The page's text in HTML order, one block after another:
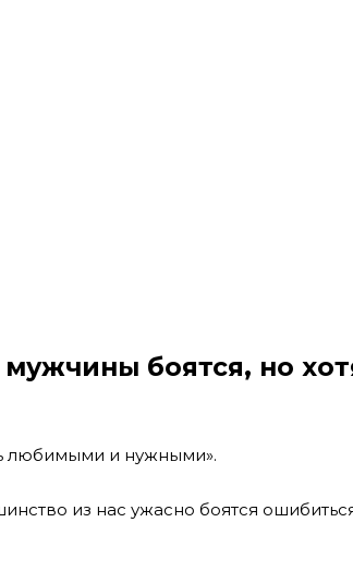
боятся, но
любимыми и нужными».
из нас ужасно боятся